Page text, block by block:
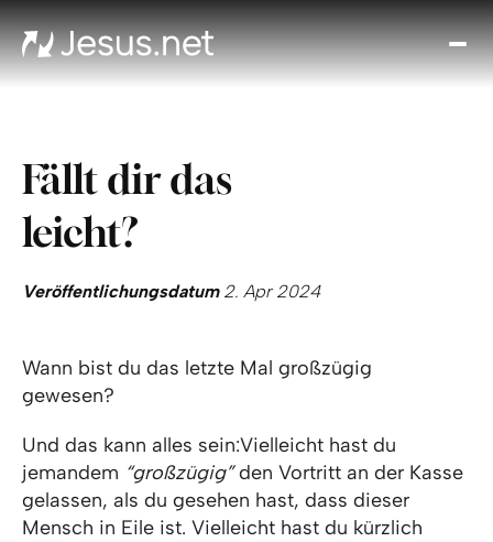
Fällt dir das
leicht?
Veröffentlichungsdatum2. Apr 2024
Wann bist du das letzte Mal großzügig
gewesen?
Und das kann alles sein:Vielleicht hast du
jemandem “großzügig”den Vortritt an der Kasse
gelassen, als du gesehen hast, dass dieser
Mensch in Eile ist. Vielleicht hast du kürzlich